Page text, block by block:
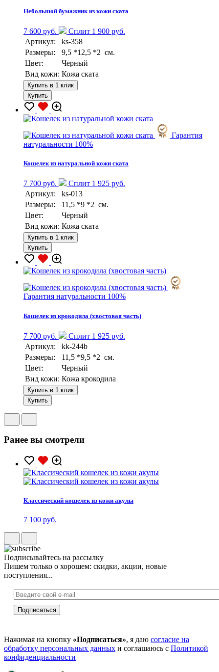
Небольшой бумажник из кожи ската
7 600 руб.
Сплит 1 900 руб.
Артикул:
ks-358
Размеры:
9,5 *12,5 *2 см.
Цвет:
Черный
Вид кожи: Кожа ската
Купить в 1 клик
Купить
Гарантия
натуральности 100%
Кошелек из натуральной кожи ската
7 700 руб.
Сплит 1 925 руб.
Артикул:
ks-013
Размеры:
11,5 *9 *2 см.
Цвет:
Черный
Вид кожи: Кожа ската
Купить в 1 клик
Купить
Гарантия натуральности 100%
Кошелек из крокодила (хвостовая часть)
7 700 руб.
Сплит 1 925 руб.
Артикул:
kk-244b
Размеры:
11,5 *9,5 *2 см.
Цвет:
Черный
Вид кожи: Кожа крокодила
Купить в 1 клик
Купить
Ранее вы смотрели
Классический кошелек из кожи акулы
7 100 руб.
Подписывайтесь на рассылку
Пишем только о хорошем: скидки, акции, новые
поступления...
Нажимая на кнопку «Подписаться», я даю согласие на
обработку персональных данных и соглашаюсь с Политикой
конфиденциальности